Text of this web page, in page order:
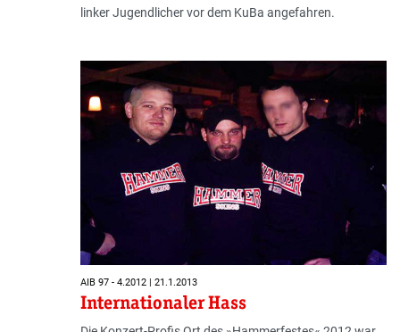
linker Jugendlicher vor dem KuBa angefahren.
AIB 97 - 4.2012 | 21.1.2013
Internationaler Hass